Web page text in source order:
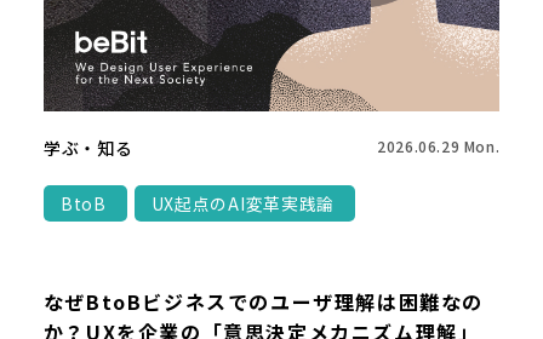
学ぶ・知る 2026.06.29 Mon.
BtoB UX起点のAI変革実践論
なぜBtoBビジネスでのユーザ理解は困難なの
か？UXを企業の「意思決定メカニズム理解」